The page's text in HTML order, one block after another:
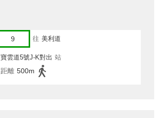
9 往 美利道
寶雲道5號J-K對出 站
距離 500m